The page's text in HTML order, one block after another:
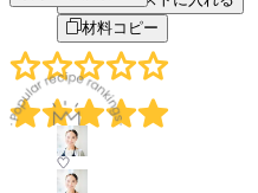
材料コピー